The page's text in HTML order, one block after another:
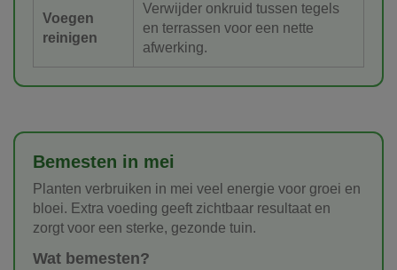
Voegen
reinigen
Verwijder onkruid tussen tegels
en terrassen voor een nette
afwerking.
Bemesten in mei
Planten verbruiken in mei veel energie voor groei en
bloei. Extra voeding geeft zichtbaar resultaat en
zorgt voor een sterke, gezonde tuin.
Wat bemesten?